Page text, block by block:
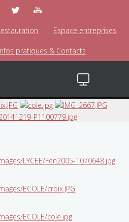
Espace entreprises
pratiques & Contacts
LYCEE/Fen2005-1070648.jpg
ECOLE/croix.JPG
ECOLE/cole.jpg